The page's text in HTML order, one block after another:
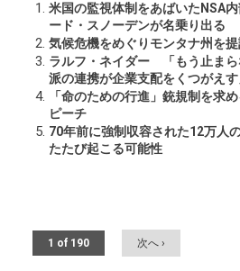
米国の監視体制をあばいたNSA
ード・スノーデンが名乗り出る
気候危機をめぐりモンタナ州を
ラルフ・ネイダー 「もう止ま
派の連携が企業支配をくつがえす
「命のための行進」銃規制を求
ピーチ
70年前に強制収容された12万人
たたび起こる可能性
1 of 190 次へ ›